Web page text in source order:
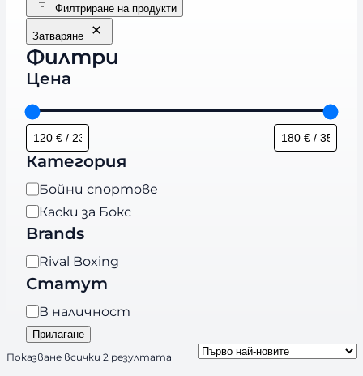
Филтриране на продукти
Затваряне
Филтри
Цена
Категория
К
а
т
г
о
р
и
Бойни спортове
Каски за Бокс
Brands
B
r
a
n
d
s
Rival Boxing
Статут
Н
а
В наличност
Прилагане
Показване всички 2 резултата